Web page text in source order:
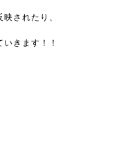
されたり、
きます！！